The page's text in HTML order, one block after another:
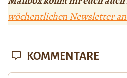
wöchentlichen Newsletter
KOMMENTARE